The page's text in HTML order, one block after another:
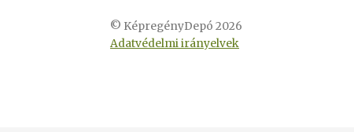
© KépregényDepó 2026
Adatvédelmi irányelvek